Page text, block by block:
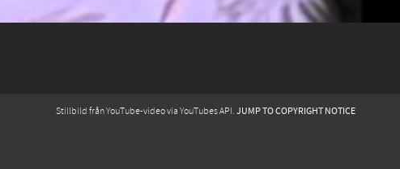
Stillbild från YouTube-video via YouTubes API. JUMP TO COPYRIGHT NOTICE